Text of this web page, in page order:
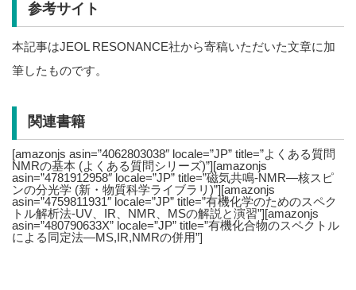
参考サイト
本記事はJEOL RESONANCE社から寄稿いただいた文章に加
筆したものです。
関連書籍
[amazonjs asin=”4062803038″ locale=”JP” title=”よくある質問
NMRの基本 (よくある質問シリーズ)”][amazonjs
asin=”4781912958″ locale=”JP” title=”磁気共鳴‐NMR―核スピ
ンの分光学 (新・物質科学ライブラリ)”][amazonjs
asin=”4759811931″ locale=”JP” title=”有機化学のためのスペク
トル解析法-UV、IR、NMR、MSの解説と演習”][amazonjs
asin=”480790633X” locale=”JP” title=”有機化合物のスペクトル
による同定法―MS,IR,NMRの併用”]